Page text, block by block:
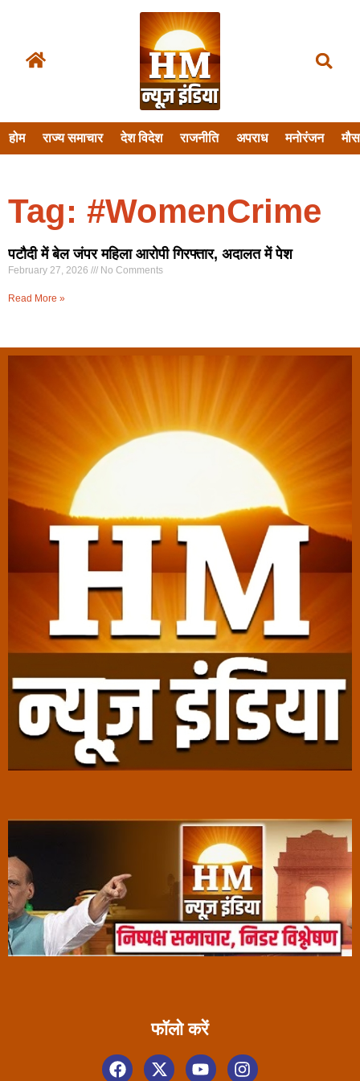
होम राज्य समाचार देश विदेश राजनीति अपराध मनोरंजन
Tag: #WomenCrime
पटौदी में बेल जंपर महिला आरोपी गिरफ्तार, अदालत में पेश
February 27, 2026 No Comments
Read More »
फॉलो करें